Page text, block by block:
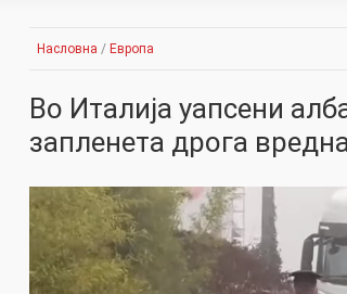
Насловна / Европа
Во Италија уапсени
запленета дрога